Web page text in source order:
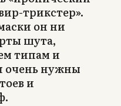
трикстер».
он ни
шута,
типам и
очень нужны
и